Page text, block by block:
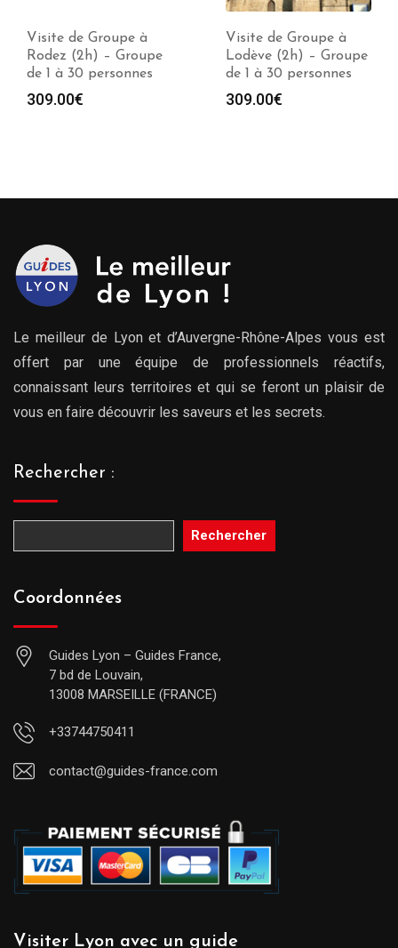
Visite de Groupe à
Rodez (2h) – Groupe
de 1 à 30 personnes
309.00€
Visite de Groupe à
Lodève (2h) – Groupe
de 1 à 30 personnes
309.00€
Le meilleur de Lyon et d’Auvergne-Rhône-Alpes vous est
offert par une équipe de professionnels réactifs,
connaissant leurs territoires et qui se feront un plaisir de
vous en faire découvrir les saveurs et les secrets.
Rechercher :
Rechercher
Coordonnées
Guides Lyon – Guides France,
7 bd de Louvain,
13008 MARSEILLE (FRANCE)
+33744750411
contact@guides-france.com
Visiter Lyon avec un guide